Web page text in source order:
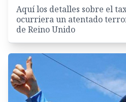
Aquí los detalles sobre el
ocurriera un atentado
de Reino Unido